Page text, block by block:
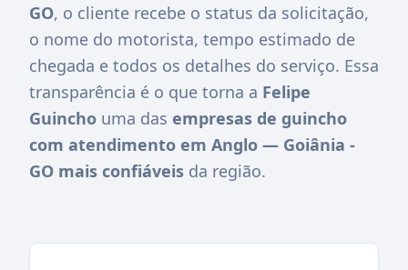
GO, o cliente recebe o status da solicitação,
o nome do motorista, tempo estimado de
chegada e todos os detalhes do serviço. Essa
transparência é o que torna a Felipe
Guincho uma das empresas de guincho
com atendimento em Anglo — Goiânia -
GO mais confiáveis da região.